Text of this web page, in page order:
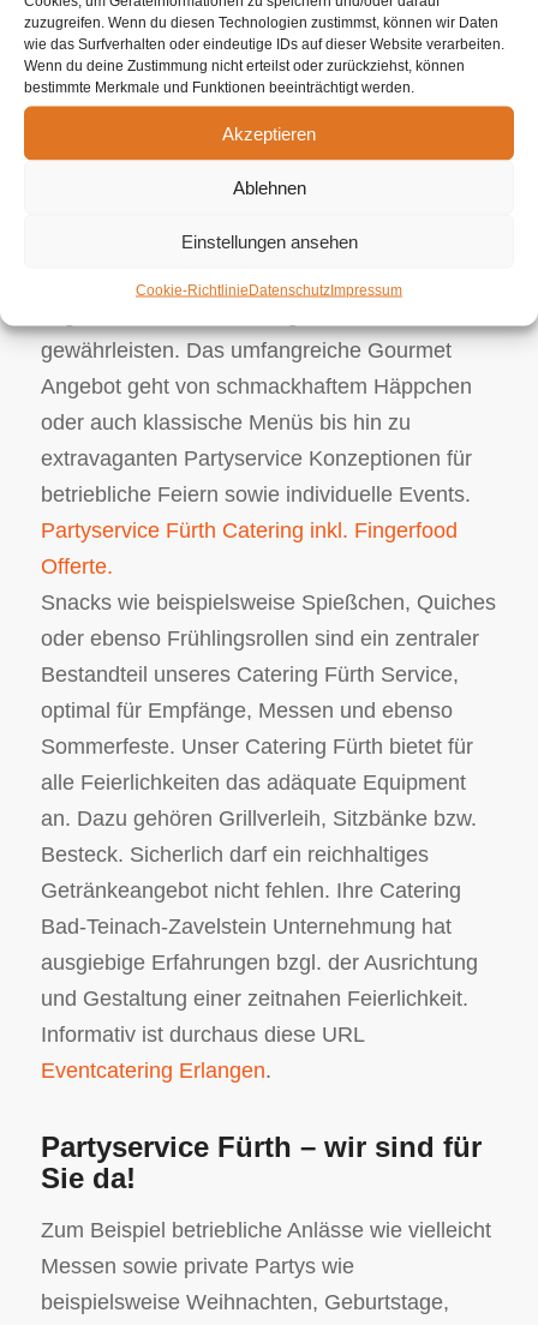
zuzugreifen. Wenn du diesen Technologien zustimmst, können wir Daten
wie das Surfverhalten oder eindeutige IDs auf dieser Website verarbeiten.
Wenn du deine Zustimmung nicht erteilst oder zurückziehst, können
bestimmte Merkmale und Funktionen beeinträchtigt werden.
Akzeptieren
Ablehnen
Einstellungen ansehen
Cookie-RichtlinieDatenschutzImpressum
ganzen naturbelassenen Lebensmittel wurden
ganz akkurat geprüft und kommen von soliden
Erzeugern. Wir als Ihr Partyservice erarbeiten
Ihr persönliches Geschehnis. Ungeachtet
handelt, Ihr Partyservice ist da, um sämtliche
kulinarische Ersuchen in Perfektion aber
gewährleisten. Das umfangreiche Gourmet
Angebot geht von schmackhaftem Häppchen
oder auch klassische Menüs bis hin zu
extravaganten Partyservice Konzeptionen für
betriebliche Feiern sowie individuelle Events.
Partyservice Fürth Catering inkl. Fingerfood
Offerte.
Snacks wie beispielsweise Spießchen, Quiches
oder ebenso Frühlingsrollen sind ein zentraler
Bestandteil unseres Catering Fürth Service,
optimal für Empfänge, Messen und ebenso
Sommerfeste. Unser Catering Fürth bietet für
alle Feierlichkeiten das adäquate Equipment
an. Dazu gehören Grillverleih, Sitzbänke bzw.
Besteck. Sicherlich darf ein reichhaltiges
Getränkeangebot nicht fehlen. Ihre Catering
Bad-Teinach-Zavelstein Unternehmung hat
ausgiebige Erfahrungen bzgl. der Ausrichtung
und Gestaltung einer zeitnahen Feierlichkeit.
Informativ ist durchaus diese URL
Eventcatering Erlangen.
Partyservice Fürth – wir sind für
Sie da!
Zum Beispiel betriebliche Anlässe wie vielleicht
Messen sowie private Partys wie
beispielsweise Weihnachten, Geburtstage,